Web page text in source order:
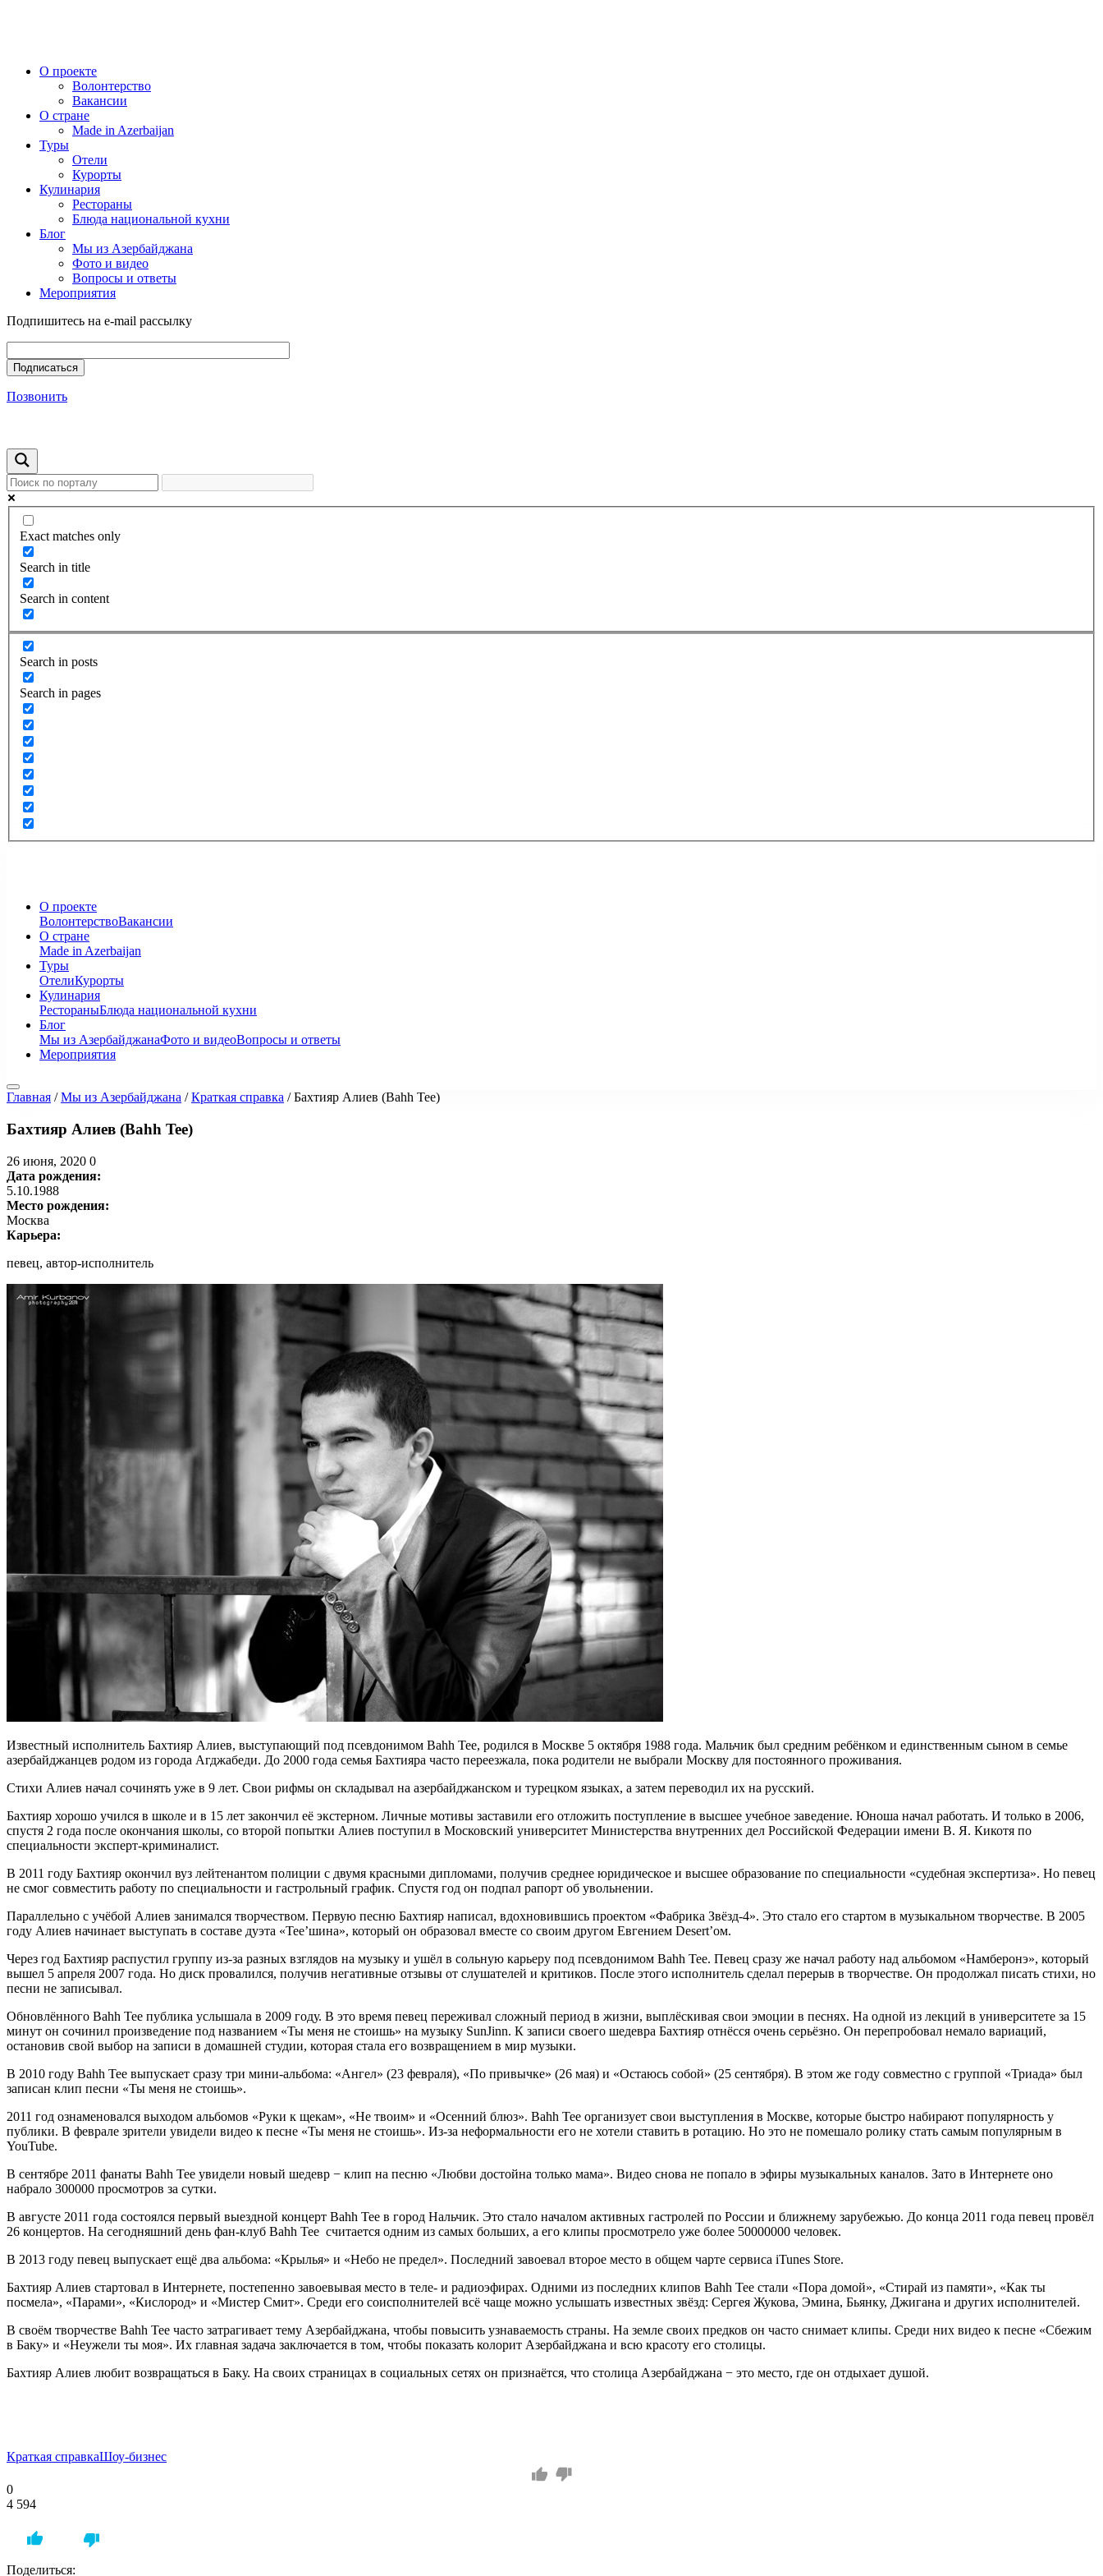
О проекте
Волонтерство
Вакансии
О стране
Made in Azerbaijan
Туры
Отели
Курорты
Кулинария
Рестораны
Блюда национальной кухни
Блог
Мы из Азербайджана
Фото и видео
Вопросы и ответы
Мероприятия
Подпишитесь на e-mail рассылку
Позвонить
Exact matches only
Search in title
Search in content
Search in posts
Search in pages
О проекте
ВолонтерствоВакансии
О стране
Made in Azerbaijan
Туры
ОтелиКурорты
Кулинария
РестораныБлюда национальной кухни
Блог
Мы из АзербайджанаФото и видеоВопросы и ответы
Мероприятия
Главная /Мы из Азербайджана /Краткая справка /Бахтияр Алиев (Bahh Tee)
Бахтияр Алиев (Bahh Tee)
26 июня, 2020 0
Дата рождения:
5.10.1988
Место рождения:
Москва
Карьера:
певец, автор-исполнитель
Известный исполнитель Бахтияр Алиев, выступающий под псевдонимом Bahh Tee, родился в Москве 5 октября 1988 года. Мальчик был средним ребёнком и единственным сыном в семье
азербайджанцев родом из города Агджабеди. До 2000 года семья Бахтияра часто переезжала, пока родители не выбрали Москву для постоянного проживания.
Стихи Алиев начал сочинять уже в 9 лет. Свои рифмы он складывал на азербайджанском и турецком языках, а затем переводил их на русский.
Бахтияр хорошо учился в школе и в 15 лет закончил её экстерном. Личные мотивы заставили его отложить поступление в высшее учебное заведение. Юноша начал работать. И только в 2006,
спустя 2 года после окончания школы, со второй попытки Алиев поступил в Московский университет Министерства внутренних дел Российской Федерации имени В. Я. Кикотя по
специальности эксперт-криминалист.
В 2011 году Бахтияр окончил вуз лейтенантом полиции с двумя красными дипломами, получив среднее юридическое и высшее образование по специальности «судебная экспертиза». Но певец
не смог совместить работу по специальности и гастрольный график. Спустя год он подпал рапорт об увольнении.
Параллельно с учёбой Алиев занимался творчеством. Первую песню Бахтияр написал, вдохновившись проектом «Фабрика Звёзд-4». Это стало его стартом в музыкальном творчестве. В 2005
году Алиев начинает выступать в составе дуэта «Tee’шина», который он образовал вместе со своим другом Евгением Desert’ом.
Через год Бахтияр распустил группу из-за разных взглядов на музыку и ушёл в сольную карьеру под псевдонимом Bahh Tee. Певец сразу же начал работу над альбомом «Намберонэ», который
вышел 5 апреля 2007 года. Но диск провалился, получив негативные отзывы от слушателей и критиков. После этого исполнитель сделал перерыв в творчестве. Он продолжал писать стихи, но
песни не записывал.
Обновлённого Bahh Tee публика услышала в 2009 году. В это время певец переживал сложный период в жизни, выплёскивая свои эмоции в песнях. На одной из лекций в университете за 15
минут он сочинил произведение под названием «Ты меня не стоишь» на музыку SunJinn. К записи своего шедевра Бахтияр отнёсся очень серьёзно. Он перепробовал немало вариаций,
остановив свой выбор на записи в домашней студии, которая стала его возвращением в мир музыки.
В 2010 году Bahh Tee выпускает сразу три мини-альбома: «Ангел» (23 февраля), «По привычке» (26 мая) и «Остаюсь собой» (25 сентября). В этом же году совместно с группой «Триада» был
записан клип песни «Ты меня не стоишь».
2011 год ознаменовался выходом альбомов «Руки к щекам», «Не твоим» и «Осенний блюз». Bahh Tee организует свои выступления в Москве, которые быстро набирают популярность у
публики. В феврале зрители увидели видео к песне «Ты меня не стоишь». Из-за неформальности его не хотели ставить в ротацию. Но это не помешало ролику стать самым популярным в
YouTube.
В сентябре 2011 фанаты Bahh Tee увидели новый шедевр − клип на песню «Любви достойна только мама». Видео снова не попало в эфиры музыкальных каналов. Зато в Интернете оно
набрало 300000 просмотров за сутки.
В августе 2011 года состоялся первый выездной концерт Bahh Tee в город Нальчик. Это стало началом активных гастролей по России и ближнему зарубежью. До конца 2011 года певец провёл
26 концертов. На сегодняшний день фан-клуб Bahh Tee считается одним из самых больших, а его клипы просмотрело уже более 50000000 человек.
В 2013 году певец выпускает ещё два альбома: «Крылья» и «Небо не предел». Последний завоевал второе место в общем чарте сервиса iTunes Store.
Бахтияр Алиев стартовал в Интернете, постепенно завоевывая место в теле- и радиоэфирах. Одними из последних клипов Bahh Tee стали «Пора домой», «Стирай из памяти», «Как ты
посмела», «Парами», «Кислород» и «Мистер Смит». Среди его соисполнителей всё чаще можно услышать известных звёзд: Сергея Жукова, Эмина, Бьянку, Джигана и других исполнителей.
В своём творчестве Bahh Tee часто затрагивает тему Азербайджана, чтобы повысить узнаваемость страны. На земле своих предков он часто снимает клипы. Среди них видео к песне «Сбежим
в Баку» и «Неужели ты моя». Их главная задача заключается в том, чтобы показать колорит Азербайджана и всю красоту его столицы.
Бахтияр Алиев любит возвращаться в Баку. На своих страницах в социальных сетях он признаётся, что столица Азербайджана − это место, где он отдыхает душой.
Краткая справкаШоу-бизнес
0
4 594
Поделиться: